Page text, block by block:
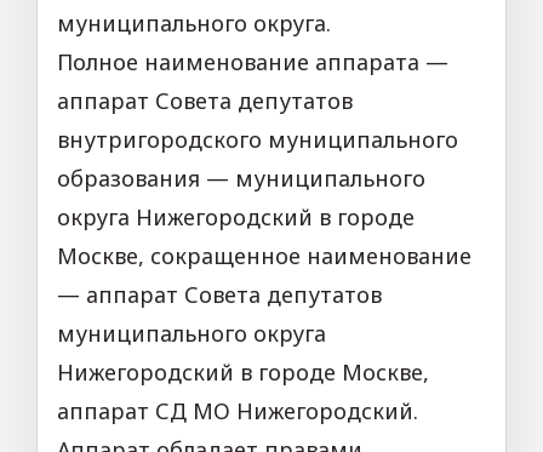
муниципального округа.
Полное наименование аппарата —
аппарат Совета депутатов
внутригородского муниципального
образования — муниципального
округа Нижегородский в городе
Москве, сокращенное наименование
— аппарат Совета депутатов
муниципального округа
Нижегородский в городе Москве,
аппарат СД МО Нижегородский.